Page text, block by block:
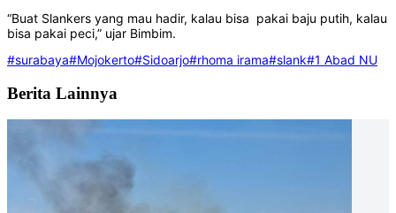
“Buat Slankers yang mau hadir, kalau bisa pakai baju putih, kalau
bisa pakai peci,” ujar Bimbim.
#surabaya#Mojokerto#Sidoarjo#rhoma irama#slank#1 Abad NU
Berita Lainnya